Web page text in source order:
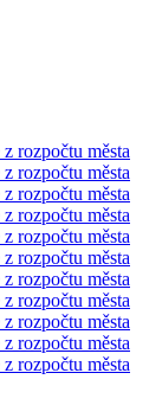
rozpočtu města
rozpočtu města
rozpočtu města
rozpočtu města
rozpočtu města
rozpočtu města
rozpočtu města
rozpočtu města
rozpočtu města
rozpočtu města
rozpočtu města